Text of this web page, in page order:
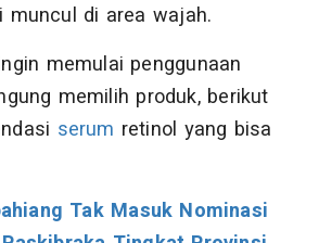
muncul di area wajah.
memulai penggunaan
memilih produk, berikut
serum retinol yang bisa
Tak Masuk Nominasi